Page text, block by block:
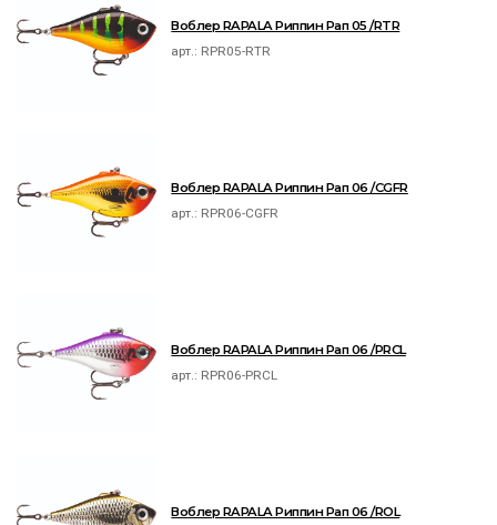
Воблер RAPALA Риппин Рап 05 /RTR
арт.: RPR05-RTR
Воблер RAPALA Риппин Рап 06 /CGFR
арт.: RPR06-CGFR
Воблер RAPALA Риппин Рап 06 /PRCL
арт.: RPR06-PRCL
Воблер RAPALA Риппин Рап 06 /ROL